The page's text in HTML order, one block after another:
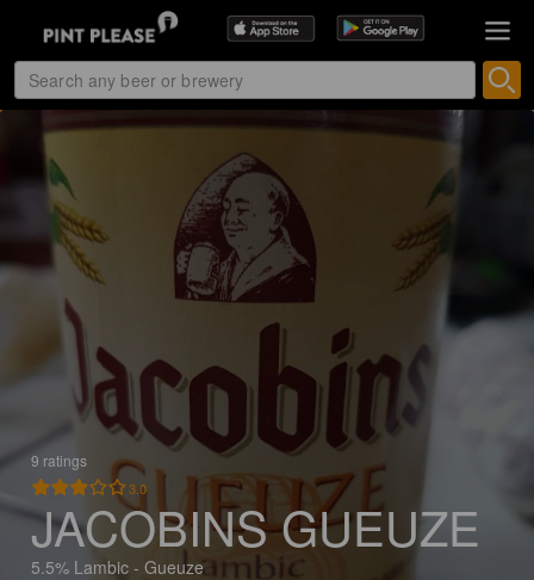
9 ratings
3.0
JACOBINS GUEUZE
5.5% Lambic - Gueuze